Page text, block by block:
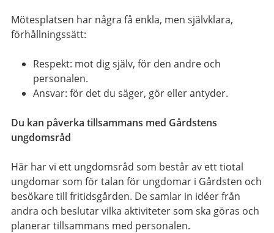
Mötesplatsen har några få enkla, men självklara,
förhållningssätt:
Respekt: mot dig själv, för den andre och
personalen.
Ansvar: för det du säger, gör eller antyder.
Du kan påverka tillsammans med Gårdstens
ungdomsråd
Här har vi ett ungdomsråd som består av ett tiotal
ungdomar som för talan för ungdomar i Gårdsten och
besökare till fritidsgården. De samlar in idéer från
andra och beslutar vilka aktiviteter som ska göras och
planerar tillsammans med personalen.